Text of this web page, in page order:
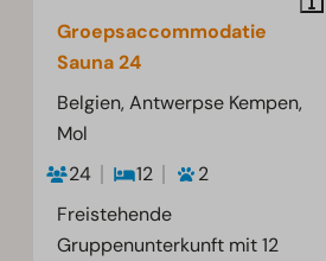
Groepsaccommodatie
Sauna 24
Belgien, Antwerpse Kempen,
Mol
24
12
2
Freistehende
Gruppenunterkunft mit 12